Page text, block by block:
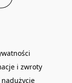
i zwroty
nadużycie